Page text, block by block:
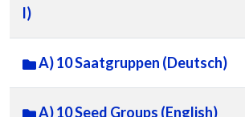
l)
A) 10 Saatgruppen (Deutsch)
A) 10 Seed Groups (English)